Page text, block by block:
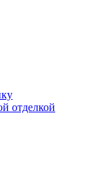
отделкой